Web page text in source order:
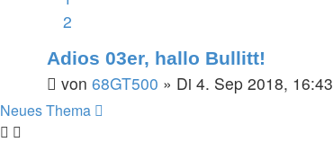
2
Adios 03er, hallo Bullitt!
von 68GT500 » Di 4. Sep 2018, 16:43
Neues Thema